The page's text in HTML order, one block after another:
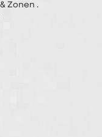
Zonen .